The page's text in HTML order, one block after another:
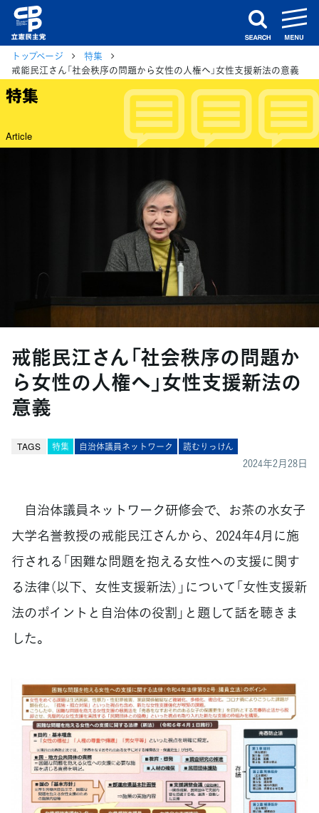
search
トップページ
特集
戒能民江さん「社会秩序の問題から女性の人権へ」女性支援新法の意義
特集
Article
戒能民江さん「社会秩序の問題か
ら女性の人権へ」女性支援新法の
意義
TAGS 特集 自治体議員ネットワーク 読むりっけん
2024年2月28日
自治体議員ネットワーク研修会で、お茶の水女子
大学名誉教授の戒能民江さんから、2024年4月に施
行される「困難な問題を抱える女性への支援に関す
る法律（以下、女性支援新法）」について「女性支援新
法のポイントと自治体の役割」と題して話を聴きま
した。